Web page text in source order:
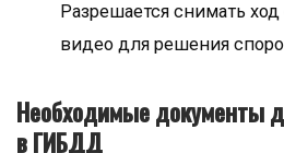
Разрешается снимать
видео для решения
Необходимые документы
в ГИБДД